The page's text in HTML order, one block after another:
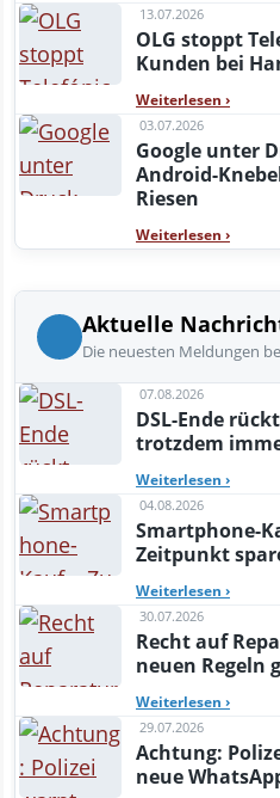
13.07.2026
OLG stoppt
Kunden bei
Weiterlesen ›
03.07.2026
Google unter
Android-
Riesen
Weiterlesen ›
Aktuelle
Die neuesten Meldungen
07.08.2026
DSL-Ende
trotzdem
Weiterlesen ›
04.08.2026
Smartphone-
Zeitpunkt
Weiterlesen ›
30.07.2026
Recht auf
neuen Regeln
Weiterlesen ›
29.07.2026
Achtung:
neue